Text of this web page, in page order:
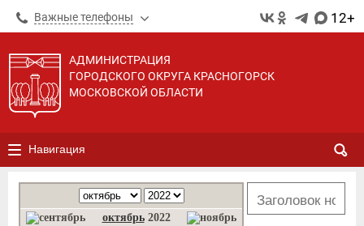
Важные телефоны 12+
АДМИНИСТРАЦИЯ
ГОРОДСКОГО ОКРУГА КРАСНОГОРСК
МОСКОВСКОЙ ОБЛАСТИ
Навигация
октябрь 2022